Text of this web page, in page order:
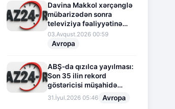
Davina Makkol xərçənglə
mübarizədən sonra
televiziya fəaliyyətinə
fasilə verir
03.Avqust.2026 00:59
Avropa
ABŞ-da qızılca yayılması:
Son 35 ilin rekord
göstəricisi müşahidə
olunur
31.İyul.2026 05:46 Avropa